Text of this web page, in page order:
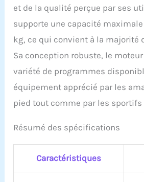
et de la qualité perçue par ses
supporte une capacité maximale
kg, ce qui convient à la majorité
Sa conception robuste, le
variété de programmes
équipement apprécié par les
pied tout comme par les sportifs
Résumé des spécifications
Caractéristiques